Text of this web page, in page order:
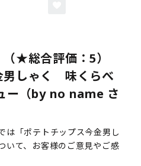
★総合評価：5）
男しゃく 味くらべ
ー（by no name さ
は「ポテトチップス今金男し
て、お客様のご意見やご感